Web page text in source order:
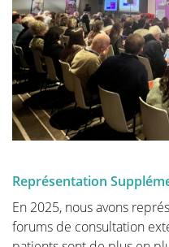
Représentation
En 2025, nous avons
forums de consultation